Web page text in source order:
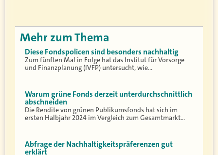
Mehr zum Thema
Diese Fondspolicen sind besonders nachhaltig
Zum fünften Mal in Folge hat das Institut für Vorsorge
und Finanzplanung (IVFP) untersucht, wie…
Warum grüne Fonds derzeit unterdurchschnittlich
abschneiden
Die Rendite von grünen Publikumsfonds hat sich im
ersten Halbjahr 2024 im Vergleich zum Gesamtmarkt…
Abfrage der Nachhaltigkeitspräferenzen gut
erklärt